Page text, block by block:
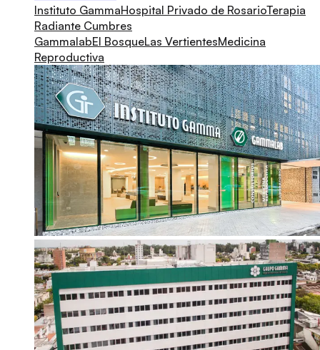
Instituto GammaHospital Privado de RosarioTerapia
Radiante Cumbres
GammalabEl BosqueLas VertientesMedicina
Reproductiva